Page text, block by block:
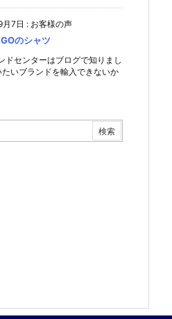
7日 : お客様の声
のシャツ
ドセンターはブログで知りまし
いブランドを輸入できないか